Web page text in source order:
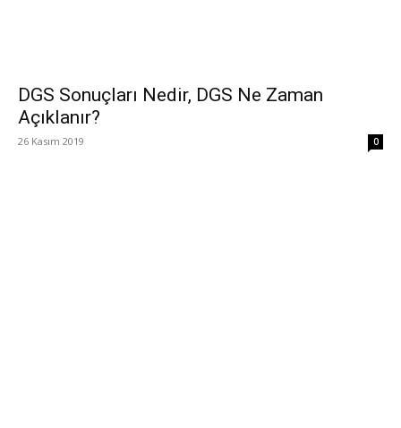
DGS Sonuçları Nedir, DGS Ne Zaman
Açıklanır?
26 Kasım 2019 0